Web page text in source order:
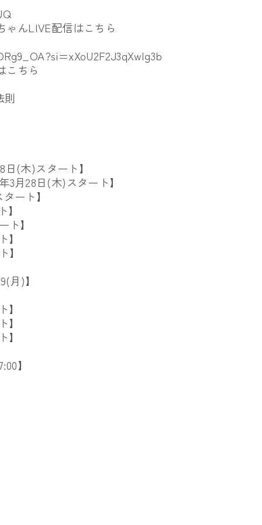
ゃんLIVE配信はこちら
こちら
則
(木)スタート】
月28日(木)スタート】
ート】
】
)】
】